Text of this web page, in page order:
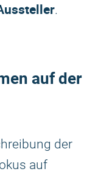
.
auf der
der
auf